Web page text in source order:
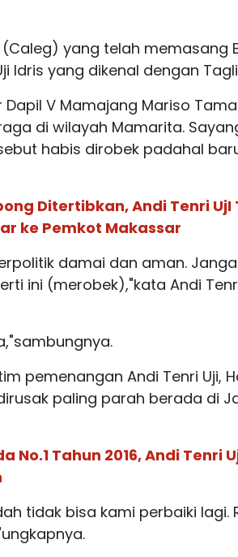
yang telah memasang
Idris yang dikenal dengan
Dapil V Mamajang Mariso
di wilayah Mamarita.
habis dirobek padahal
Ditertibkan, Andi Tenri
ke Pemkot Makassar
damai dan aman.
ini (merobek),"kata Andi
pemenangan Andi Tenri Uji,
paling parah berada di
No.1 Tahun 2016, Andi Tenri
tidak bisa kami perbaiki lagi.